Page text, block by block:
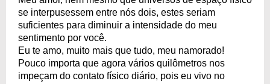
se interpusessem entre nós dois, estes seriam
suficientes para diminuir a intensidade do meu
sentimento por você.
Eu te amo, muito mais que tudo, meu namorado!
Pouco importa que agora vários quilômetros nos
impeçam do contato físico diário, pois eu vivo no